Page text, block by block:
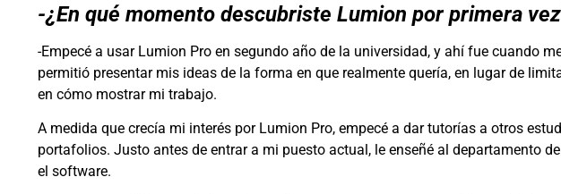
-¿En qué momento descubriste Lumion por primera
-Empecé a usar Lumion Pro en segundo año de la universidad, y ahí fue cuando
permitió presentar mis ideas de la forma en que realmente quería, en lugar de
en cómo mostrar mi trabajo.
A medida que crecía mi interés por Lumion Pro, empecé a dar tutorías a otros
portafolios. Justo antes de entrar a mi puesto actual, le enseñé al departamento
el software.